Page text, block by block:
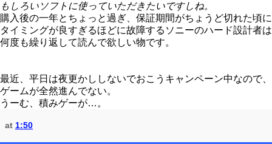
もしろいソフトに使っていただきたいですしね。
購入後の一年とちょっと過ぎ、保証期間がちょうど切れた頃に
タイミングが良すぎるほどに故障するソニーのハード設計者は
何度も繰り返して読んで欲しい物です。
最近、平日は夜更かししないでおこうキャンペーン中なので、
ゲームが全然進んでない。
うーむ、積みゲーが…。
at 1:50